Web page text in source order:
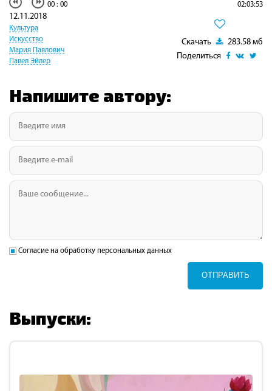
00 : 00 02:03:53
Скачать
283.58 мб
Поделиться
12.11.2018
Культура
Искусство
Мария Павлович
Павел Эйлер
Напишите автору:
Согласие на обработку персональных данных
ОТПРАВИТЬ
Выпуски: